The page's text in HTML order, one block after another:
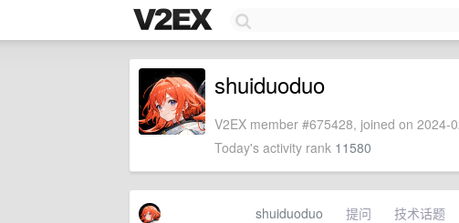
shuiduoduo
V2EX member #675428, joined on 2024-
Today's activity rank 11580
shuiduoduo 提问 技术话题